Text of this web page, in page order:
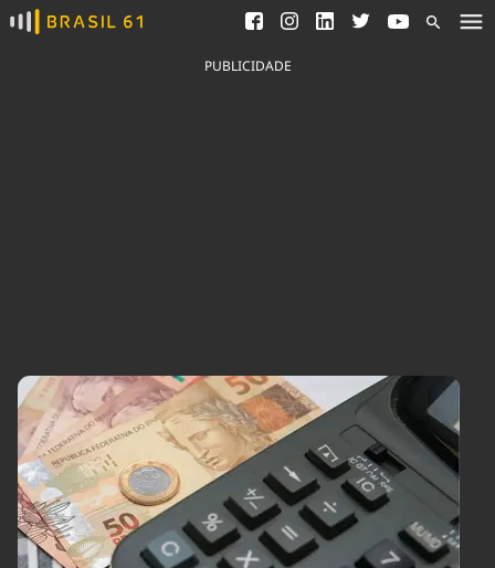
Ver todas as notícias
Saneamento
Indicadores
Agronegócios
Brasil
Brasil Mineral
Ciência &
Tecnologia
Cinema
Comportamento
Cultura
Economia
Educação
Infraestrutura
Internacional
Meio Ambiente
Podcast
Política
Saúde
Tempo
PUBLICIDADE